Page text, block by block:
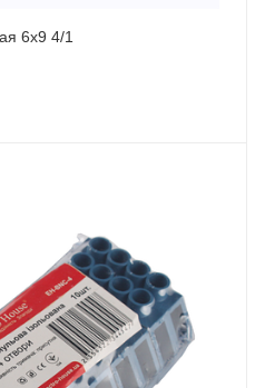
6х9 4/1